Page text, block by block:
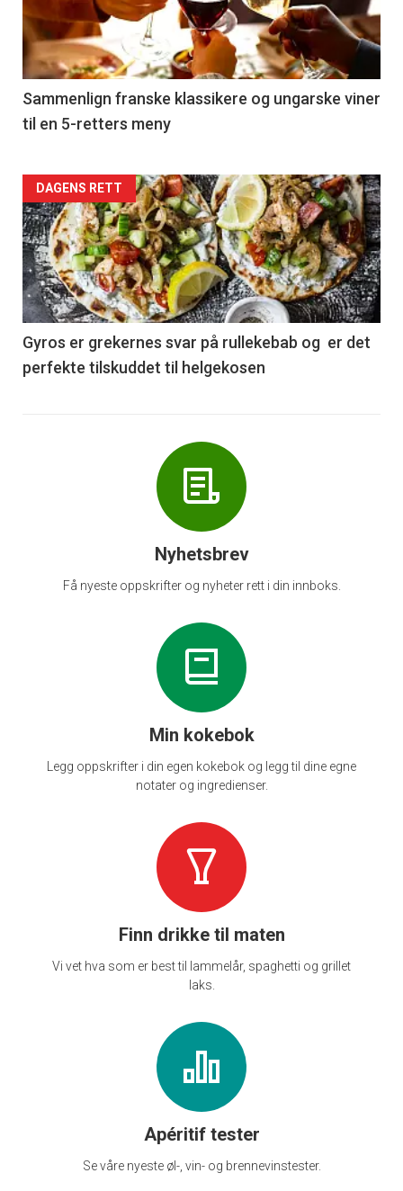
nå
-
5
Sammenlign franske klassikere og ungarske viner
til en 5-retters meny
Forsiden
akkurat
nå
-
6
DAGENS RETT
Gyros er grekernes svar på rullekebab og er det
perfekte tilskuddet til helgekosen
Nyhetsbrev
Få nyeste oppskrifter og nyheter rett i din innboks.
Min kokebok
Legg oppskrifter i din egen kokebok og legg til dine egne
notater og ingredienser.
Finn drikke til maten
Vi vet hva som er best til lammelår, spaghetti og grillet
laks.
Apéritif tester
Se våre nyeste øl-, vin- og brennevinstester.